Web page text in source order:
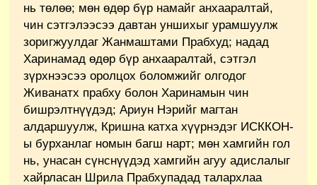
нь төлөө; мөн өдөр бүр намайг анхааралтай,
чин сэтгэлээсээ давтан уншихыг урамшуулж
зоригжуулдаг Жанмаштами Прабхуд; надад
Харинамад өдөр бүр анхааралтай, сэтгэл
зүрхнээсээ оролцох боломжийг олгодог
Живанатх прабху болон Харинамын чин
бишрэлтнүүдэд; Ариун Нэрийг магтан
алдаршуулж, Кришна катха хүүрнэдэг ИСККОН-
ы бурханлаг номын багш нарт; мөн хамгийн гол
нь, унасан сүнснүүдэд хамгийн агуу адислалыг
хайрласан Шрила Прабхупадад талархлаа